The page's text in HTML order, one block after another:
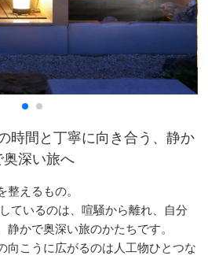
時間と丁寧に向き合う、静か
奥深い旅へ
えるもの。
ているのは、喧騒から離れ、自分
かで奥深い旅のかたちです。
向こうに広がるのは人工物ひとつな